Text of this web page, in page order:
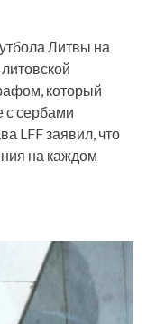
Литвы на
который
с сербами
LFF заявил, что
на каждом